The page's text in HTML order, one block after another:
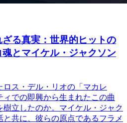
ざる真実：世界的ヒットの
とマイケル・ジャクソン
ロス・デル・リオの「マカレ
での即興から生まれたこの曲
立したのか。マイケル・ジャク
共に、彼らの原点であるフラメ